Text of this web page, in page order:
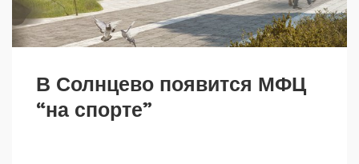
В Солнцево появится МФЦ
“на спорте”